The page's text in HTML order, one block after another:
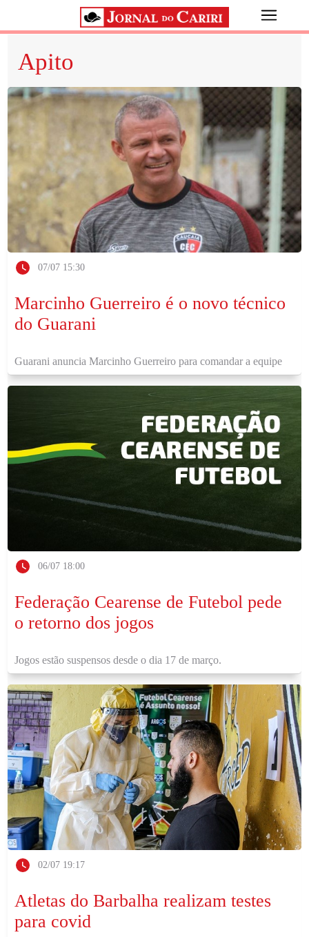
Apito
07/07 15:30
Marcinho Guerreiro é o novo técnico
do Guarani
Guarani anuncia Marcinho Guerreiro para comandar a equipe
06/07 18:00
Federação Cearense de Futebol pede
o retorno dos jogos
Jogos estão suspensos desde o dia 17 de março.
02/07 19:17
Atletas do Barbalha realizam testes
para covid